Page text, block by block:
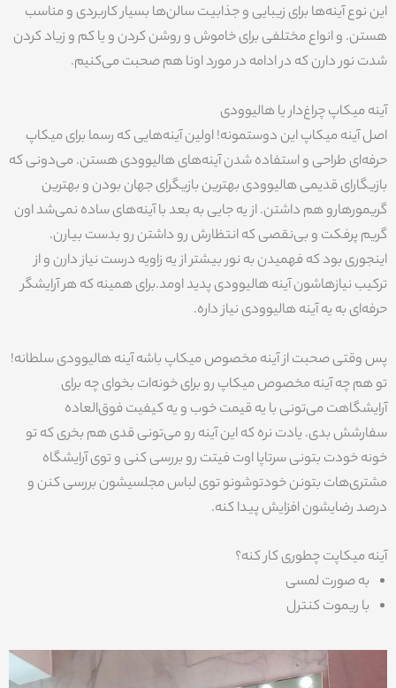
این نوع آینه‌ها برای زیبایی و جذابیت سالن‌ها بسیار کاربردی و مناسب
هستن. و انواع مختلفی برای خاموش و روشن کردن و یا کم و زیاد کردن
شدت نور دارن که در ادامه در مورد اونا هم صحبت می‌کنیم.
آینه میکاپ چراغ‌دار یا هالیوودی
اصل آینه میکاپ این دوستمونه! اولین آینه‌هایی که رسما برای میکاپ
حرفه‌ای طراحی و استفاده شدن آینه‌های هالیوودی هستن. می‌دونی که
بازیگارای قدیمی هالیوودی بهترین بازیگرای جهان بودن و بهترین
گریمورهارو هم داشتن. از یه جایی به بعد با آینه‌های ساده نمی‌شد اون
گریم پرفکت و بی‌نقصی که انتظارش رو داشتن رو بدست بیارن.
اینجوری بود که فهمیدن به نور بیشتر از یه زاویه درست نیاز دارن و از
ترکیب نیازهاشون آینه هالیوودی پدید اومد.برای همینه که هر آرایشگر
حرفه‌ای به یه آینه هالیوودی نیاز داره.
پس وقتی صحبت از آینه مخصوص میکاپ باشه آینه هالیوودی سلطانه!
تو هم چه آینه مخصوص میکاپ رو برای خونه‌ات بخوای چه برای
آرایشگاهت می‌تونی با یه قیمت خوب و یه کیفیت فوق‌العاده
سفارشش بدی. یادت نره که این آینه رو می‌تونی قدی هم بخری که تو
خونه خودت بتونی سرتاپا اوت فیتت رو بررسی کنی و توی آرایشگاه
مشتری‌هات بتونن خودتوشونو توی لباس مجلسیشون بررسی کنن و
درصد رضایشون افزایش پیدا کنه.
آینه میکاپت چطوری کار کنه؟
به صورت لمسی
با ریموت کنترل